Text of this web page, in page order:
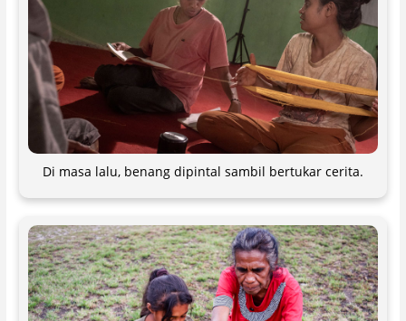
Di masa lalu, benang dipintal sambil bertukar cerita.